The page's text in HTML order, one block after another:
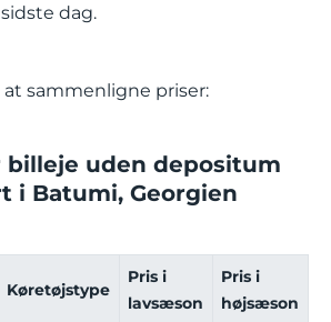
dag.
sammenligne priser:
billeje uden depositum
i Batumi, Georgien
Køretøjstype
Pris i
lavsæson
Pris i
højsæson